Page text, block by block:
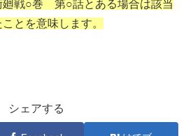
戦○巻 第○話とある場合は該当
とを意味します。
シェアする